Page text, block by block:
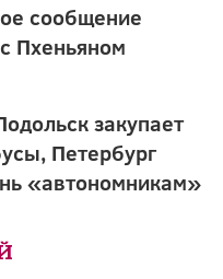
сообщение
Пхеньяном
закупает
Петербург
«автономникам»